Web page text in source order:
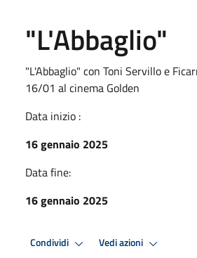
"L'Abbaglio"
"L'Abbaglio" con Toni Servillo e
16/01 al cinema Golden
Data inizio :
16 gennaio 2025
Data fine:
16 gennaio 2025
Condividi Vedi azioni